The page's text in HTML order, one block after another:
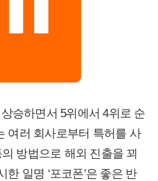
승하면서 5위에서 4위로 순
여러 회사로부터 특허를 사
방법으로 해외 진출을 꾀
일명 ‘포코폰’은 좋은 반